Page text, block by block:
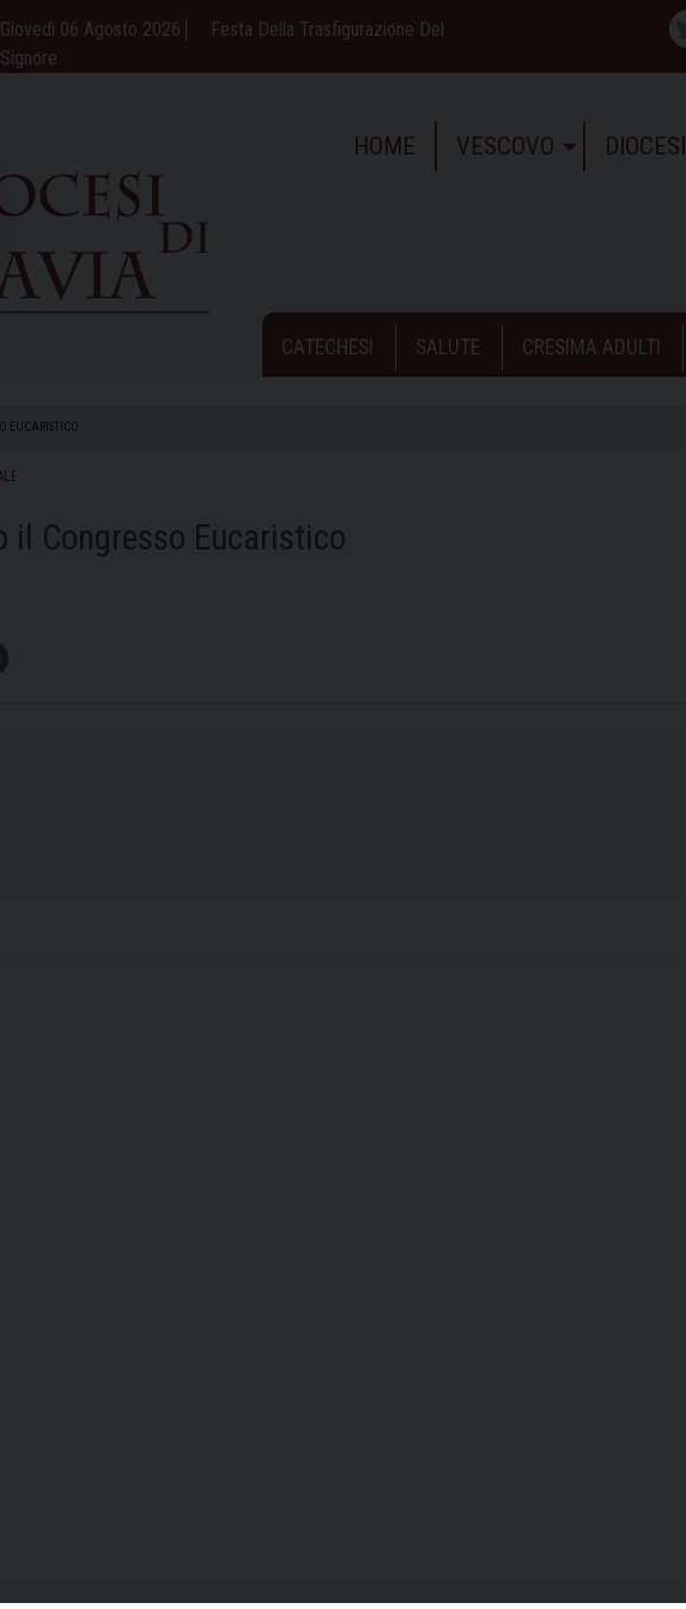
Giovedì 06 Agosto 2026
Festa Della Trasfigurazione Del
Signore
HOME VESCOVO DIOCESI
CATECHESI SALUTE CRESIMA ADULTI
EUCARISTICO
il Congresso Eucaristico